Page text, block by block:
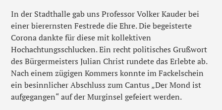
In der Stadthalle gab uns Professor Volker Kauder bei
einer bierernsten Festrede die Ehre. Die begeisterte
Corona dankte für diese mit kollektiven
Hochachtungsschlucken. Ein recht politisches Grußwort
des Bürgermeisters Julian Christ rundete das Erlebte ab.
Nach einem zügigen Kommers konnte im Fackelschein
ein besinnlicher Abschluss zum Cantus „Der Mond ist
aufgegangen“ auf der Murginsel gefeiert werden.